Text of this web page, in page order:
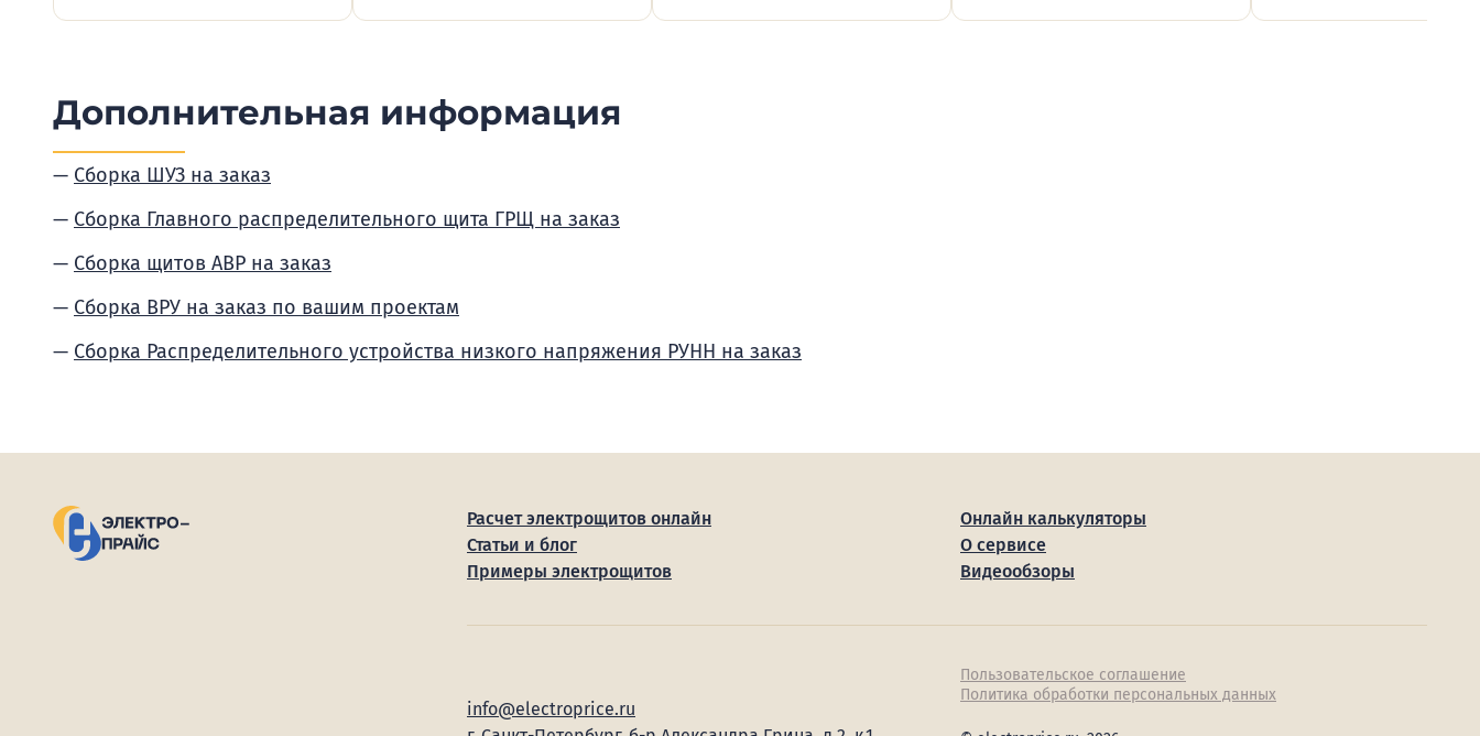
Дополнительная информация
Сборка ШУЗ на заказ
Сборка Главного распределительного щита ГРЩ на заказ
Сборка щитов АВР на заказ
Сборка ВРУ на заказ по вашим проектам
Сборка Распределительного устройства низкого напряжения РУНН на заказ
Расчет электрощитов онлайн
Онлайн калькуляторы
Статьи и блог
О сервисе
Примеры электрощитов
Видеообзоры
info@electroprice.ru
Пользовательское соглашение
Политика обработки персональных данных